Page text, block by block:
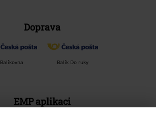
Doprava
Balíkovna Balík Do ruky
EMP aplikaci